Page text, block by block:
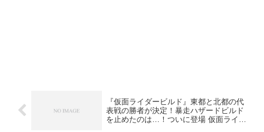
『仮面ライダービルド』東都と北都の代
表戦の勝者が決定！暴走ハザードビルド
を止めたのは…！ついに登場 仮面ライダ